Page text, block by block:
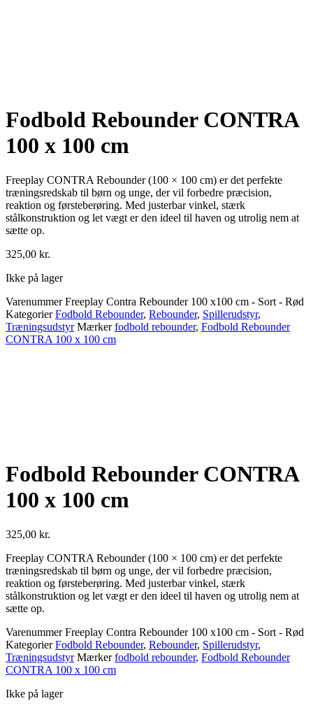
Fodbold Rebounder CONTRA
100 x 100 cm
Freeplay CONTRA Rebounder (100 × 100 cm) er det perfekte
træningsredskab til børn og unge, der vil forbedre præcision,
reaktion og førsteberøring. Med justerbar vinkel, stærk
stålkonstruktion og let vægt er den ideel til haven og utrolig nem at
sætte op.
325,00 kr.
Ikke på lager
VarenummerFreeplay Contra Rebounder 100 x100 cm - Sort - Rød
Kategorier Fodbold Rebounder, Rebounder, Spillerudstyr,
Træningsudstyr Mærker fodbold rebounder, Fodbold Rebounder
CONTRA 100 x 100 cm
Fodbold Rebounder CONTRA
100 x 100 cm
325,00 kr.
Freeplay CONTRA Rebounder (100 × 100 cm) er det perfekte
træningsredskab til børn og unge, der vil forbedre præcision,
reaktion og førsteberøring. Med justerbar vinkel, stærk
stålkonstruktion og let vægt er den ideel til haven og utrolig nem at
sætte op.
VarenummerFreeplay Contra Rebounder 100 x100 cm - Sort - Rød
Kategorier Fodbold Rebounder, Rebounder, Spillerudstyr,
Træningsudstyr Mærker fodbold rebounder, Fodbold Rebounder
CONTRA 100 x 100 cm
Ikke på lager